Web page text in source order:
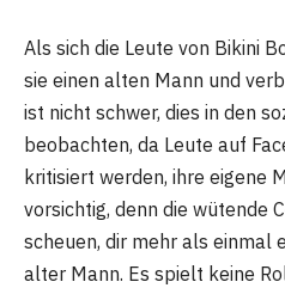
Als sich die Leute von Bikini
sie einen alten Mann und
ist nicht schwer, dies in den
beobachten, da Leute auf
kritisiert werden, ihre eigene
vorsichtig, denn die wütende
scheuen, dir mehr als einmal
alter Mann. Es spielt keine